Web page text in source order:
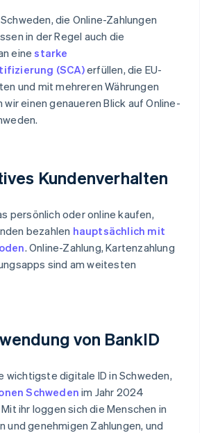
die Online-Zahlungen
in der Regel auch die
einestarke
(SCA)erfüllen, die EU-
und mit mehreren Währungen
einen genaueren Blick auf Online-
Kundenverhalten
persönlich oder online kaufen,
bezahlen hauptsächlich mit
. Online-Zahlung, Kartenzahlung
sind am weitesten
von BankID
wichtigste digitale ID in Schweden,
Schwedenim Jahr 2024
ihr loggen sich die Menschen in
und genehmigen Zahlungen, und